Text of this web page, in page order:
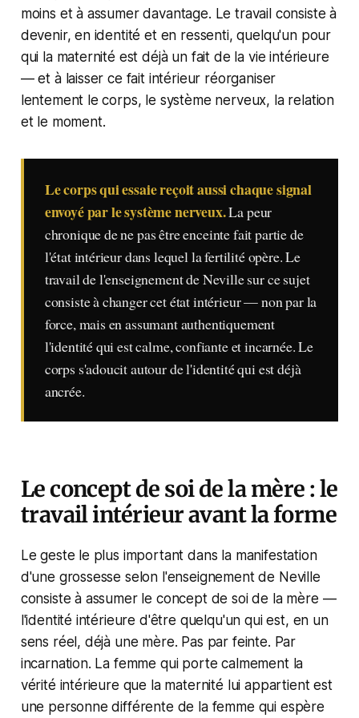
moins et à assumer davantage. Le travail consiste à
devenir, en identité et en ressenti, quelqu'un pour
qui la maternité est déjà un fait de la vie intérieure
— et à laisser ce fait intérieur réorganiser
lentement le corps, le système nerveux, la relation
et le moment.
Le corps qui essaie reçoit aussi chaque signal
envoyé par le système nerveux.La peur
chronique de ne pas être enceinte fait partie de
l'état intérieur dans lequel la fertilité opère. Le
travail de l'enseignement de Neville sur ce sujet
consiste à changer cet état intérieur — non par la
force, mais en assumant authentiquement
l'identité qui est calme, confiante et incarnée. Le
corps s'adoucit autour de l'identité qui est déjà
ancrée.
Le concept de soi de la mère : le
travail intérieur avant la forme
Le geste le plus important dans la manifestation
d'une grossesse selon l'enseignement de Neville
consiste à assumer le concept de soi de la mère —
l'identité intérieure d'être quelqu'un qui est, en un
sens réel, déjà une mère. Pas par feinte. Par
incarnation. La femme qui porte calmement la
vérité intérieure que la maternité lui appartient est
une personne différente de la femme qui espère